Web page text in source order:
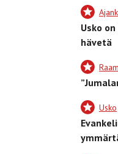
Usko
hävetä
Usko